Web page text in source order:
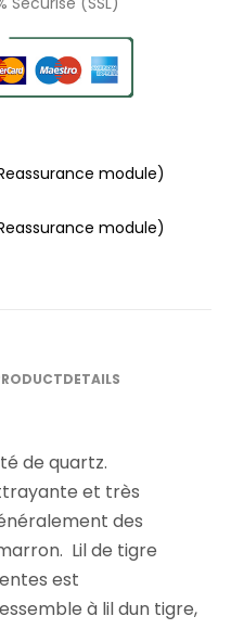
module)
module)
de quartz.
et très
des
Lil de tigre
est
à lil dun tigre,